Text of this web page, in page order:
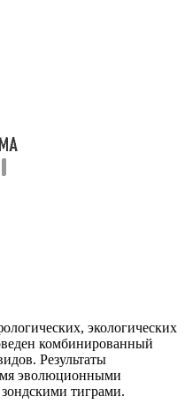
экологических
комбинированный
Результаты
эволюционными
тиграми.